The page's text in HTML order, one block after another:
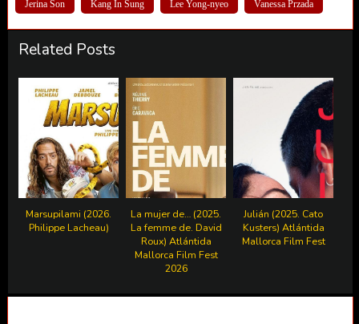
Jerina Son Kang In Sung Lee Yong-nyeo Vanessa Przada
Related Posts
Marsupilami (2026.
Philippe Lacheau)
La mujer de… (2025.
La femme de. David
Roux) Atlántida
Mallorca Film Fest
2026
Julián (2025. Cato
Kusters) Atlántida
Mallorca Film Fest